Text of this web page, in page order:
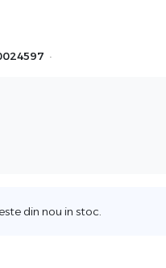
·
din nou in stoc.